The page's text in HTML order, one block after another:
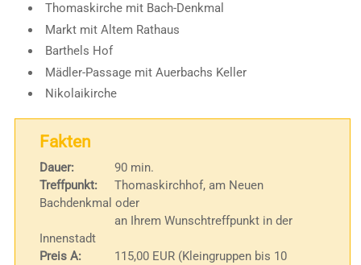
Thomaskirche mit Bach-Denkmal
Markt mit Altem Rathaus
Barthels Hof
Mädler-Passage mit Auerbachs Keller
Nikolaikirche
Fakten
Dauer:
90 min.
Treffpunkt:
Thomaskirchhof, am Neuen
Bachdenkmal oder
an Ihrem Wunschtreffpunkt in der
Innenstadt
Preis A:
115,00 EUR (Kleingruppen bis 10